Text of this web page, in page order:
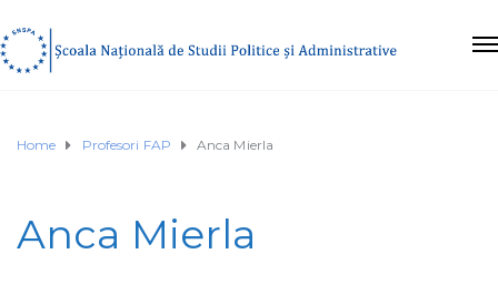
Home Profesori FAP Anca Mierla
Anca Mierla